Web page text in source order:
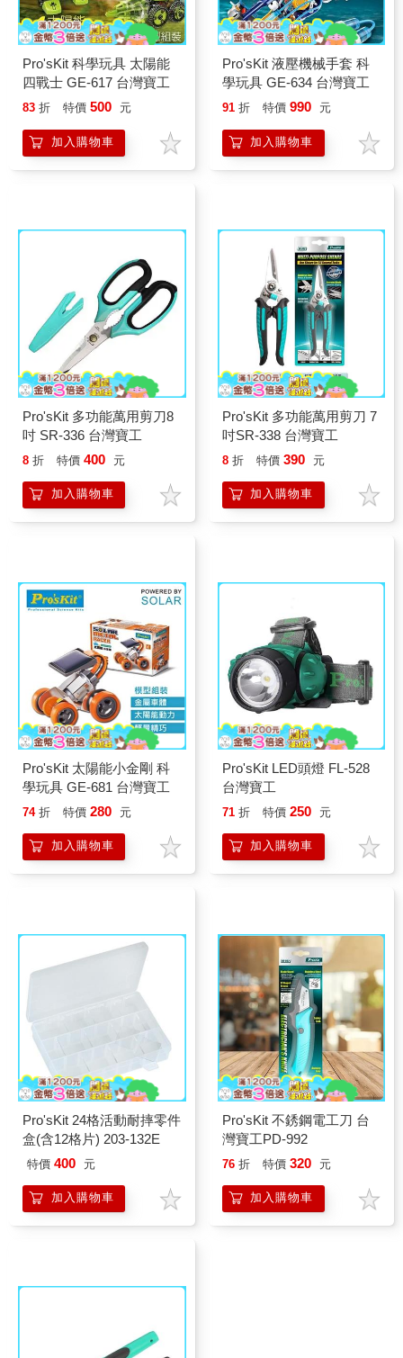
Pro'sKit 科學玩具 太陽能
四戰士 GE-617 台灣寶工
83 折 特價 500 元
加入購物車
Pro'sKit 液壓機械手套 科
學玩具 GE-634 台灣寶工
91 折 特價 990 元
加入購物車
Pro'sKit 多功能萬用剪刀8
吋 SR-336 台灣寶工
8 折 特價 400 元
加入購物車
Pro'sKit 多功能萬用剪刀 7
吋SR-338 台灣寶工
8 折 特價 390 元
加入購物車
Pro'sKit 太陽能小金剛 科
學玩具 GE-681 台灣寶工
74 折 特價 280 元
加入購物車
Pro'sKit LED頭燈 FL-528
台灣寶工
71 折 特價 250 元
加入購物車
Pro'sKit 24格活動耐摔零件
盒(含12格片) 203-132E
特價 400 元
加入購物車
Pro'sKit 不銹鋼電工刀 台
灣寶工PD-992
76 折 特價 320 元
加入購物車